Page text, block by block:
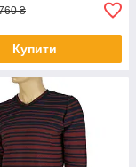
₴
Купити